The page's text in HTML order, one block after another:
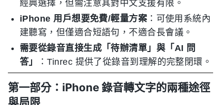
經典選擇，但需注意其對中文支援有限。
iPhone 用戶想要免費/輕量方案 ：可使用系統內
建聽寫，但僅適合短語句，不適合長會議。
需要從錄音直接生成「待辦清單」與「AI 問
答」
：Tinrec 提供了從錄音到理解的完整閉環。
第一部分：iPhone 錄音轉文字的兩種途徑
與局限